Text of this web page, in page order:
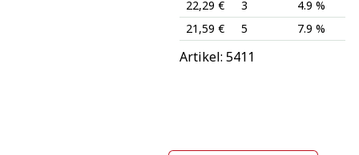
22,29 €
3
4.9 %
21,59 €
5 7.9 %
Artikel: 5411